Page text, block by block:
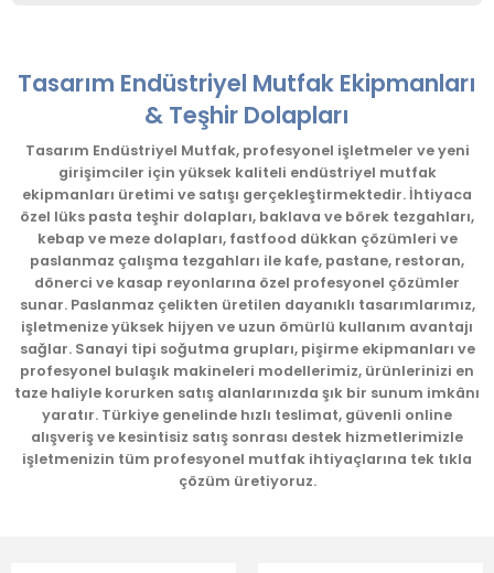
kullanarak tarafımıza iletebilirsiniz.
Görüş ve önerileriniz için teşekkür ederiz.
Ürün resmi kalitesiz, bozuk veya görüntülenemiyor.
Ürün açıklamasında eksik bilgiler bulunuyor.
Ürün bilgilerinde hatalar bulunuyor.
Ürün fiyatı diğer sitelerden daha pahalı.
Bu ürüne benzer farklı alternatifler olmalı.
Gönder
Tasarım Endüstriyel Mutfak Ekipmanları
& Teşhir Dolapları
Tasarım Endüstriyel Mutfak, profesyonel işletmeler ve yeni
girişimciler için yüksek kaliteli endüstriyel mutfak
ekipmanları üretimi ve satışı gerçekleştirmektedir. İhtiyaca
özel lüks pasta teşhir dolapları, baklava ve börek tezgahları,
kebap ve meze dolapları, fastfood dükkan çözümleri ve
paslanmaz çalışma tezgahları ile kafe, pastane, restoran,
dönerci ve kasap reyonlarına özel profesyonel çözümler
sunar. Paslanmaz çelikten üretilen dayanıklı tasarımlarımız,
işletmenize yüksek hijyen ve uzun ömürlü kullanım avantajı
sağlar. Sanayi tipi soğutma grupları, pişirme ekipmanları ve
profesyonel bulaşık makineleri modellerimiz, ürünlerinizi en
taze haliyle korurken satış alanlarınızda şık bir sunum imkânı
yaratır. Türkiye genelinde hızlı teslimat, güvenli online
alışveriş ve kesintisiz satış sonrası destek hizmetlerimizle
işletmenizin tüm profesyonel mutfak ihtiyaçlarına tek tıkla
çözüm üretiyoruz.